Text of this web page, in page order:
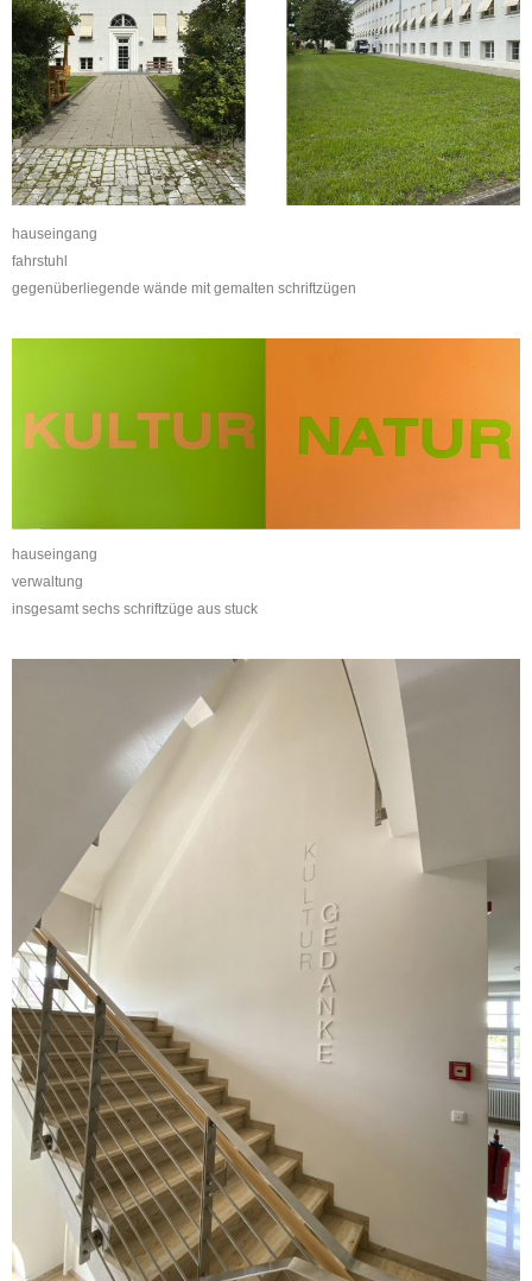
hauseingang
fahrstuhl
gegenüberliegende wände mit gemalten schriftzügen
hauseingang
verwaltung
insgesamt sechs schriftzüge aus stuck